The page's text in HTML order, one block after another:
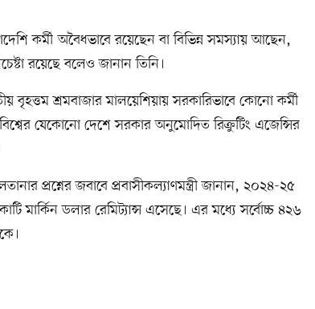
কর্মী অবৈধভাবে রয়েছেন বা বিভিন্ন সমস্যায় আছেন,
রয়েছে বলেও জানান তিনি।
বৃহত্তম শ্রমবাজার মালয়েশিয়ায় সরকারিভাবে কোনো কর্মী
যেকোনো দেশে সরকার অনুমোদিত রিক্রুটিং এজেন্সির
প্রশ্নের জবাবে প্রবাসীকল্যাণমন্ত্রী জানান, ২০২৪-২৫
মার্কিন ডলার রেমিট্যান্স এসেছে। এর মধ্যে সর্বোচ্চ ৪২৬